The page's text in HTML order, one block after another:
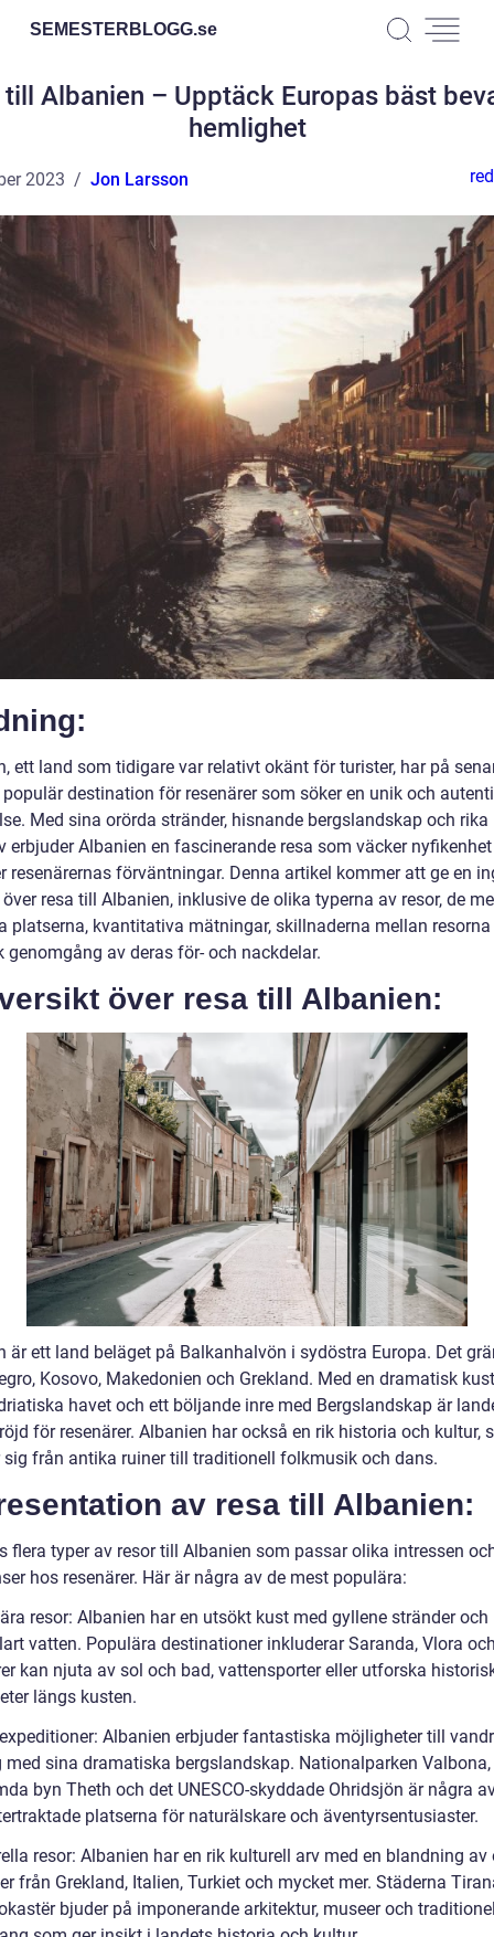
SEMESTERBLOGG.se
till Albanien – Upptäck Europas bäst
hemlighet
2023 Jon Larsson
ett land som tidigare var relativt okänt för turister, har på
destination för resenärer som söker en unik och
Med sina orörda stränder, hisnande bergslandskap och rika
erbjuder Albanien en fascinerande resa som väcker
resenärernas förväntningar. Denna artikel kommer att ge en
resa till Albanien, inklusive de olika typerna av resor, de
platserna, kvantitativa mätningar, skillnaderna mellan resorna
genomgång av deras för- och nackdelar.
över resa till Albanien:
är ett land beläget på Balkanhalvön i sydöstra Europa. Det
Kosovo, Makedonien och Grekland. Med en dramatisk
havet och ett böljande inre med Bergslandskap är
för resenärer. Albanien har också en rik historia och kultur,
sig från antika ruiner till traditionell folkmusik och dans.
av resa till Albanien:
flera typer av resor till Albanien som passar olika intressen
hos resenärer. Här är några av de mest populära:
resor: Albanien har en utsökt kust med gyllene stränder och
vatten. Populära destinationer inkluderar Saranda, Vlora
kan njuta av sol och bad, vattensporter eller utforska
längs kusten.
Albanien erbjuder fantastiska möjligheter till
med sina dramatiska bergslandskap. Nationalparken Valbona,
byn Theth och det UNESCO-skyddade Ohridsjön är några
platserna för naturälskare och äventyrsentusiaster.
resor: Albanien har en rik kulturell arv med en blandning av
från Grekland, Italien, Turkiet och mycket mer. Städerna
bjuder på imponerande arkitektur, museer och